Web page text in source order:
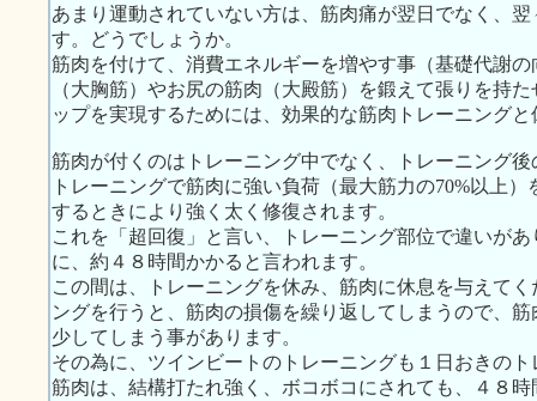
あまり運動されていない方は、筋肉痛が翌日でなく、
す。どうでしょうか。
筋肉を付けて、消費エネルギーを増やす事（基礎代謝
（大胸筋）やお尻の筋肉（大殿筋）を鍛えて張りを持
ップを実現するためには、効果的な筋肉トレーニング
筋肉が付くのはトレーニング中でなく、トレーニング
トレーニングで筋肉に強い負荷（最大筋力の70%以上
するときにより強く太く修復されます。
これを「超回復」と言い、トレーニング部位で違いが
に、約４８時間かかると言われます。
この間は、トレーニングを休み、筋肉に休息を与えて
ングを行うと、筋肉の損傷を繰り返してしまうので、
少してしまう事があります。
その為に、ツインビートのトレーニングも１日おきの
筋肉は、結構打たれ強く、ボコボコにされても、４８